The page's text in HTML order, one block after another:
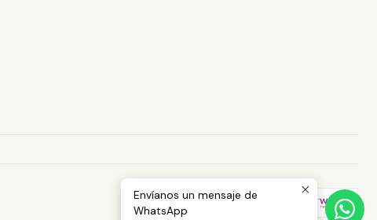
Envíanos un mensaje de
WhatsApp